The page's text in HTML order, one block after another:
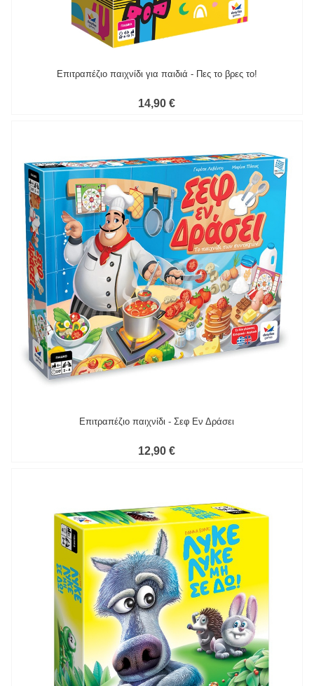
Επιτραπέζιο παιχνίδι για παιδιά - Πες το βρες το!
14,90 €
Επιτραπέζιο παιχνίδι - Σεφ Εν Δράσει
12,90 €